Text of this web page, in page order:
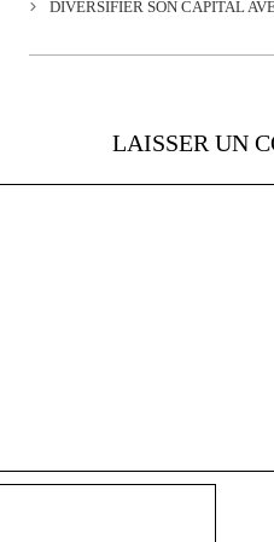
DIVERSIFIER SON CAPITAL
LAISSER UN